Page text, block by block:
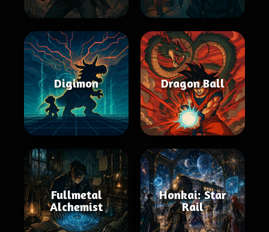
Digimon Dragon Ball
Fullmetal
Alchemist
Honkai: Star
Rail